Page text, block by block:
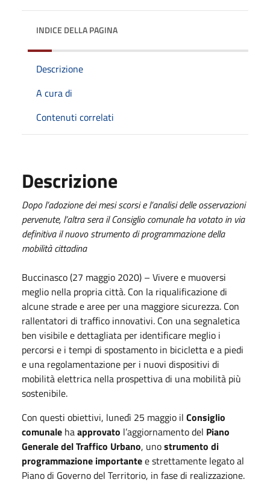
INDICE DELLA PAGINA
Descrizione
A cura di
Contenuti correlati
Descrizione
Dopo l’adozione dei mesi scorsi e l’analisi delle osservazioni
pervenute, l’altra sera il Consiglio comunale ha votato in via
definitiva il nuovo strumento di programmazione della
mobilità cittadina
Buccinasco (27 maggio 2020) – Vivere e muoversi
meglio nella propria città. Con la riqualificazione di
alcune strade e aree per una maggiore sicurezza. Con
rallentatori di traffico innovativi. Con una segnaletica
ben visibile e dettagliata per identificare meglio i
percorsi e i tempi di spostamento in bicicletta e a piedi
e una regolamentazione per i nuovi dispositivi di
mobilità elettrica nella prospettiva di una mobilità più
sostenibile.
Con questi obiettivi, lunedì 25 maggio il Consiglio
comunale haapprovato l’aggiornamento del Piano
Generale del Traffico Urbano, unostrumento di
programmazione importantee strettamente legato al
Piano di Governo del Territorio, in fase di realizzazione.